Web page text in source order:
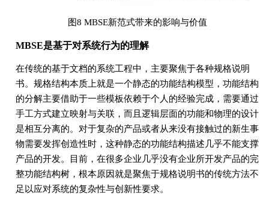
图8 MBSE新范式带来的影响与价值
MBSE是基于对系统行为的理解
在传统的基于文档的系统工程中，主要聚焦于各种规格说明
书。规格结构本质上就是一个静态的功能结构模型，功能结构
的分解主要借助于一些模板依赖于个人的经验完成，需要通过
手工方式建立映射与关联，而且逻辑层面的功能和物理的设计
是相互分离的。对于复杂的产品或者从来没有接触过的新生事
物需要发挥创造性时，这种静态的功能结构描述几乎不能支撑
产品的开发。目前，在很多企业几乎没有企业所开发产品的完
整功能结构树，根本原因就是聚焦于规格说明书的传统方法不
足以应对系统的复杂性与创新性要求。